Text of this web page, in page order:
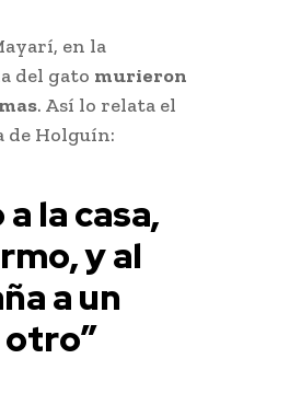
en la
del gato murieron
. Así lo relata el
de Holguín:
la casa,
y al
a un
otro”